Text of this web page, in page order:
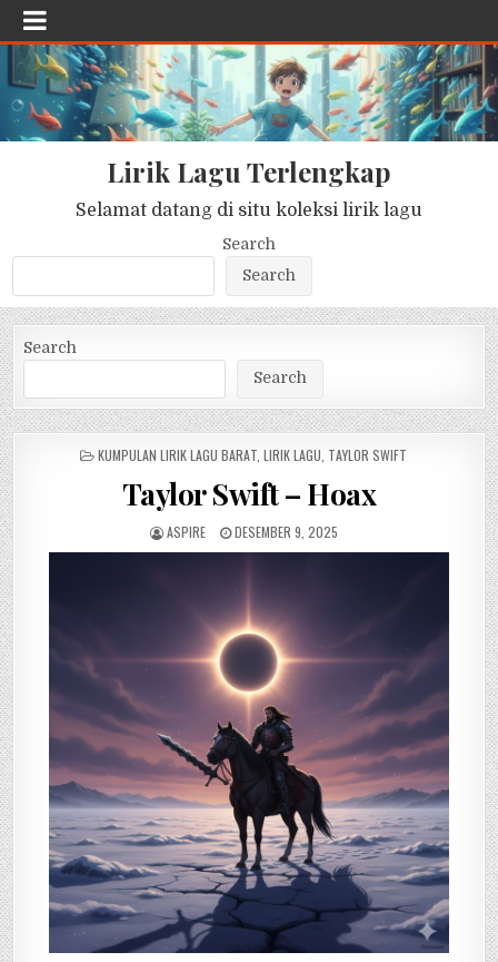
Lirik Lagu Terlengkap
Selamat datang di situ koleksi lirik lagu
Search
Search
Search
Search
POSTED
KUMPULAN LIRIK LAGU BARAT LIRIK LAGU TAYLOR SWIFT
Taylor Swift – Hoax
ASPIRE DESEMBER 9, 2025